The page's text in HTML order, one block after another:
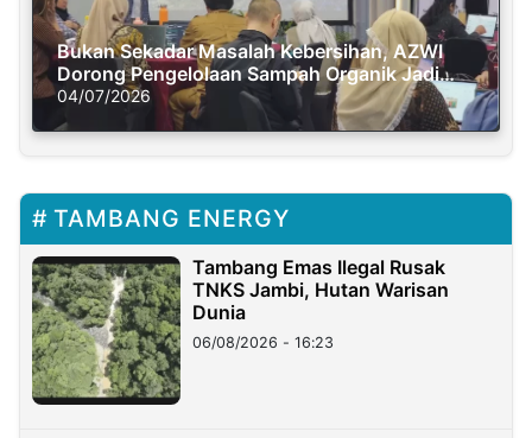
Bukan Sekadar Masalah Kebersihan, AZWI
Dorong Pengelolaan Sampah Organik Jadi
Solusi Krisis Iklim
04/07/2026
TAMBANG ENERGY
Tambang Emas Ilegal Rusak
TNKS Jambi, Hutan Warisan
Dunia
06/08/2026 - 16:23